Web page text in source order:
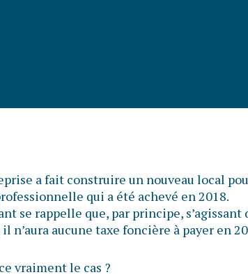
a fait construire un nouveau local
qui a été achevé en 2018.
se rappelle que, par principe, s’agissant
n’aura aucune taxe foncière à payer en
vraiment le cas ?